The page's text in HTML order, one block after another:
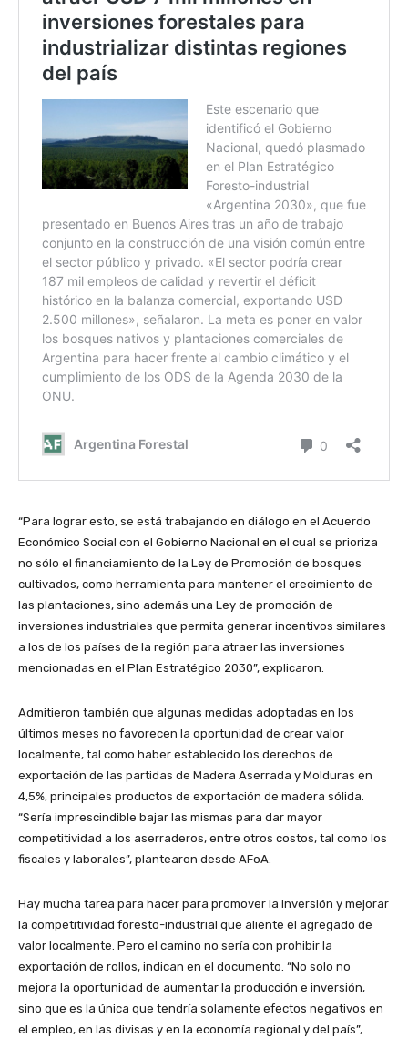
“Para lograr esto, se está trabajando en diálogo en el Acuerdo
Económico Social con el Gobierno Nacional en el cual se prioriza
no sólo el financiamiento de la Ley de Promoción de bosques
cultivados, como herramienta para mantener el crecimiento de
las plantaciones, sino además una Ley de promoción de
inversiones industriales que permita generar incentivos similares
a los de los países de la región para atraer las inversiones
mencionadas en el Plan Estratégico 2030”, explicaron.
Admitieron también que algunas medidas adoptadas en los
últimos meses no favorecen la oportunidad de crear valor
localmente, tal como haber establecido los derechos de
exportación de las partidas de Madera Aserrada y Molduras en
4,5%, principales productos de exportación de madera sólida.
“Sería imprescindible bajar las mismas para dar mayor
competitividad a los aserraderos, entre otros costos, tal como los
fiscales y laborales”, plantearon desde AFoA.
Hay mucha tarea para hacer para promover la inversión y mejorar
la competitividad foresto-industrial que aliente el agregado de
valor localmente. Pero el camino no sería con prohibir la
exportación de rollos, indican en el documento. “No solo no
mejora la oportunidad de aumentar la producción e inversión,
sino que es la única que tendría solamente efectos negativos en
el empleo, en las divisas y en la economía regional y del país”,